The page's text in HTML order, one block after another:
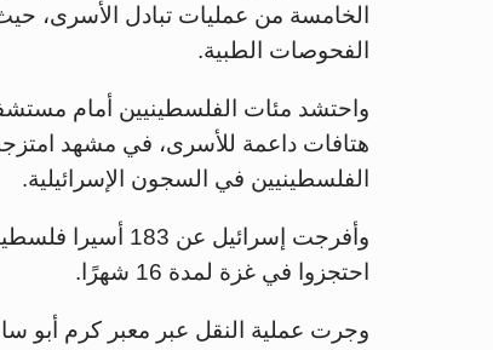
الخامسة من عمليات تبادل الأسرى،
الفحوصات الطبية.
واحتشد مئات الفلسطينيين أمام
هتافات داعمة للأسرى، في مشهد
الفلسطينيين في السجون الإسرائيلية.
احتجزوا في غزة لمدة 16 شهرًا.
وجرت عملية النقل عبر معبر كرم أبو